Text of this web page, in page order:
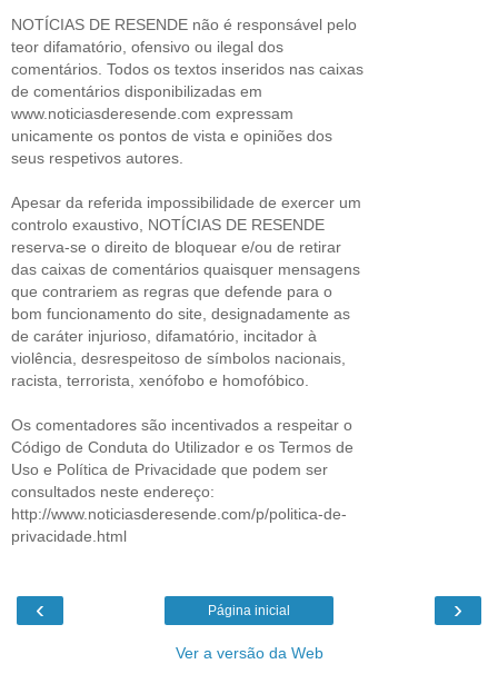
NOTÍCIAS DE RESENDE não é responsável pelo
teor difamatório, ofensivo ou ilegal dos
comentários. Todos os textos inseridos nas caixas
de comentários disponibilizadas em
www.noticiasderesende.com expressam
unicamente os pontos de vista e opiniões dos
seus respetivos autores.
Apesar da referida impossibilidade de exercer um
controlo exaustivo, NOTÍCIAS DE RESENDE
reserva-se o direito de bloquear e/ou de retirar
das caixas de comentários quaisquer mensagens
que contrariem as regras que defende para o
bom funcionamento do site, designadamente as
de caráter injurioso, difamatório, incitador à
violência, desrespeitoso de símbolos nacionais,
racista, terrorista, xenófobo e homofóbico.
Os comentadores são incentivados a respeitar o
Código de Conduta do Utilizador e os Termos de
Uso e Política de Privacidade que podem ser
consultados neste endereço:
http://www.noticiasderesende.com/p/politica-de-
privacidade.html
‹ ›
Página inicial
Ver a versão da Web